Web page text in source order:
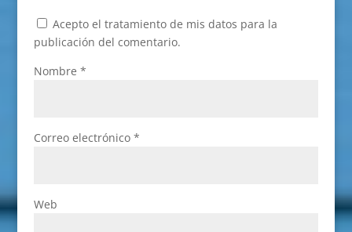
Acepto el tratamiento de mis datos para la
publicación del comentario.
Nombre *
Correo electrónico *
Web